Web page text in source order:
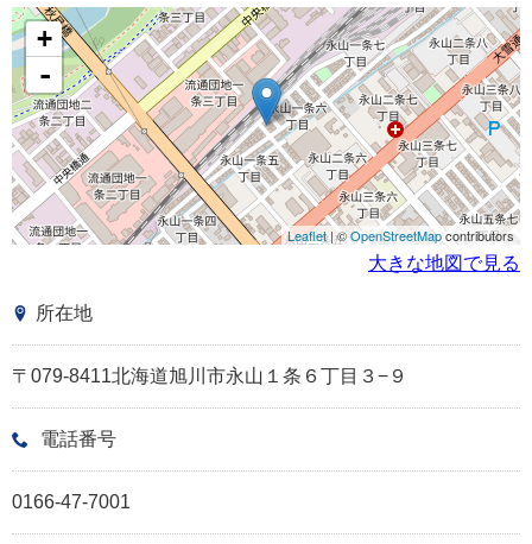
+
-
Leaflet| ©OpenStreetMapcontributors
大きな地図で見る
所在地
〒079-8411北海道旭川市永山１条６丁目３−９
電話番号
0166-47-7001